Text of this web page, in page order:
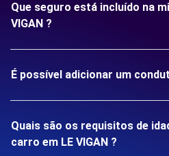
Que seguro está incluído na
VIGAN ?
É possível adicionar um
Quais são os requisitos de
carro em LE VIGAN ?